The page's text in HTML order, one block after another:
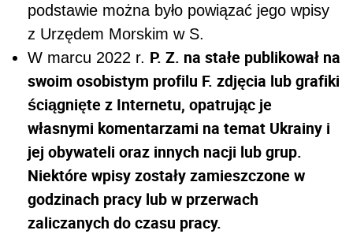
podstawie można było powiązać jego wpisy
z Urzędem Morskim w S.
W marcu 2022 r. P. Z. na stałe publikował na
swoim osobistym profilu F. zdjęcia lub grafiki
ściągnięte z Internetu, opatrując je
własnymi komentarzami na temat Ukrainy i
jej obywateli oraz innych nacji lub grup.
Niektóre wpisy zostały zamieszczone w
godzinach pracy lub w przerwach
zaliczanych do czasu pracy.